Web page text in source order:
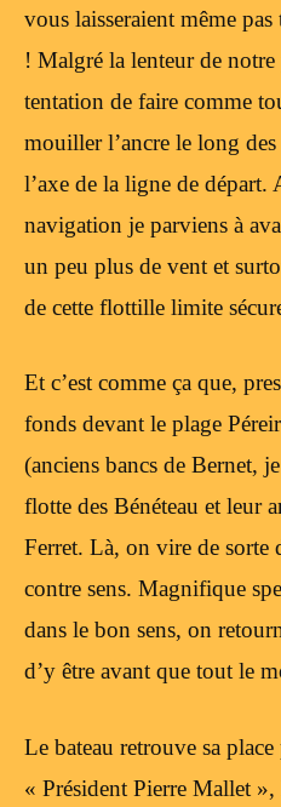
vous laisseraient même
! Malgré la lenteur de notre
tentation de faire comme
mouiller l’ancre le long
l’axe de la ligne de départ.
navigation je parviens à
un peu plus de vent et
de cette flottille limite
Et c’est comme ça que,
fonds devant le plage
(anciens bancs de Bernet,
flotte des Bénéteau et leur
Ferret. Là, on vire de sorte
contre sens. Magnifique
dans le bon sens, on
d’y être avant que tout le
Le bateau retrouve sa
« Président Pierre Mallet